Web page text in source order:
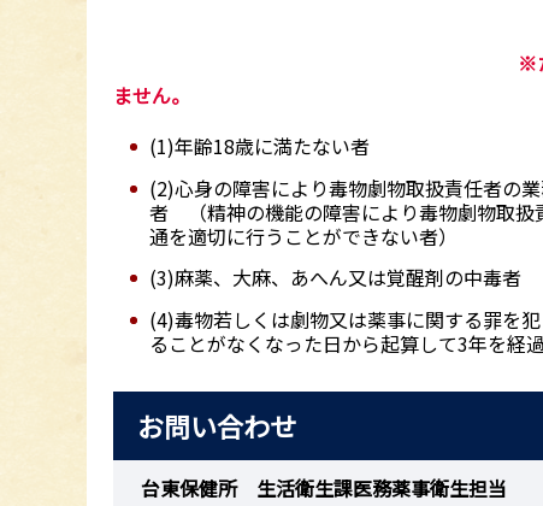
※ただし、下記に該当する
ません。
(1)年齢18歳に満たない者
(2)心身の障害により毒物劇物取扱責任者の
者 （精神の機能の障害により毒物劇物取扱
通を適切に行うことができない者）
(3)麻薬、大麻、あへん又は覚醒剤の中毒者
(4)毒物若しくは劇物又は薬事に関する罪を
ることがなくなった日から起算して3年を経
お問い合わせ
台東保健所 生活衛生課医務薬事衛生担当